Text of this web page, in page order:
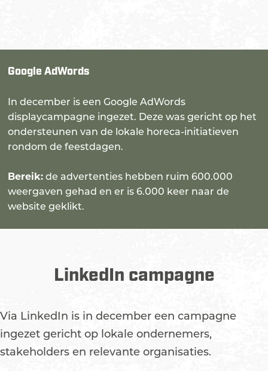
Google AdWords
In december is een Google AdWords
displaycampagne ingezet. Deze was gericht op het
ondersteunen van de lokale horeca-initiatieven
rondom de feestdagen.
Bereik: de advertenties hebben ruim 600.000
weergaven gehad en er is 6.000 keer naar de
website geklikt.
LinkedIn campagne
Via LinkedIn is in december een campagne
ingezet gericht op lokale ondernemers,
stakeholders en relevante organisaties.